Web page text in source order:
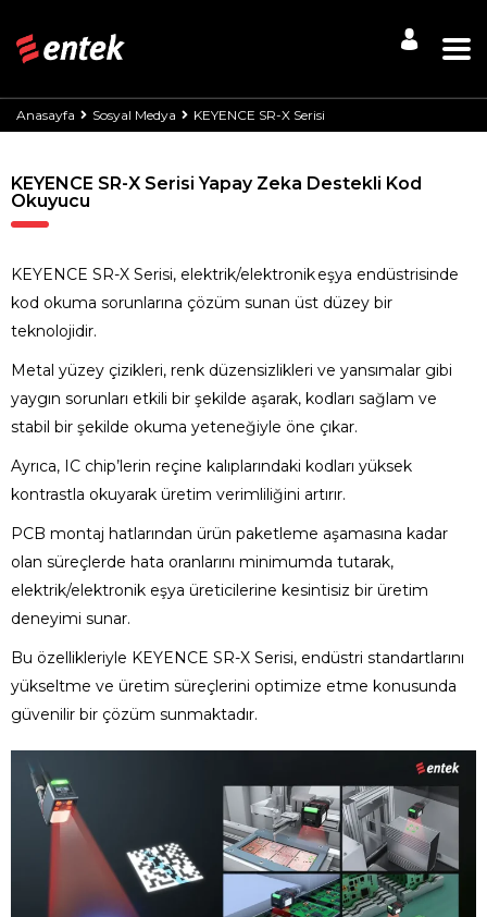
Anasayfa Sosyal Medya KEYENCE SR-X Serisi
KEYENCE SR-X Serisi Yapay Zeka Destekli Kod
Okuyucu
KEYENCE SR-X Serisi, elektrik/elektronik eşya endüstrisinde
kod okuma sorunlarına çözüm sunan üst düzey bir
teknolojidir.
Metal yüzey çizikleri, renk düzensizlikleri ve yansımalar gibi
yaygın sorunları etkili bir şekilde aşarak, kodları sağlam ve
stabil bir şekilde okuma yeteneğiyle öne çıkar.
Ayrıca, IC chip’lerin reçine kalıplarındaki kodları yüksek
kontrastla okuyarak üretim verimliliğini artırır.
PCB montaj hatlarından ürün paketleme aşamasına kadar
olan süreçlerde hata oranlarını minimumda tutarak,
elektrik/elektronik eşya üreticilerine kesintisiz bir üretim
deneyimi sunar.
Bu özellikleriyle KEYENCE SR-X Serisi, endüstri standartlarını
yükseltme ve üretim süreçlerini optimize etme konusunda
güvenilir bir çözüm sunmaktadır.